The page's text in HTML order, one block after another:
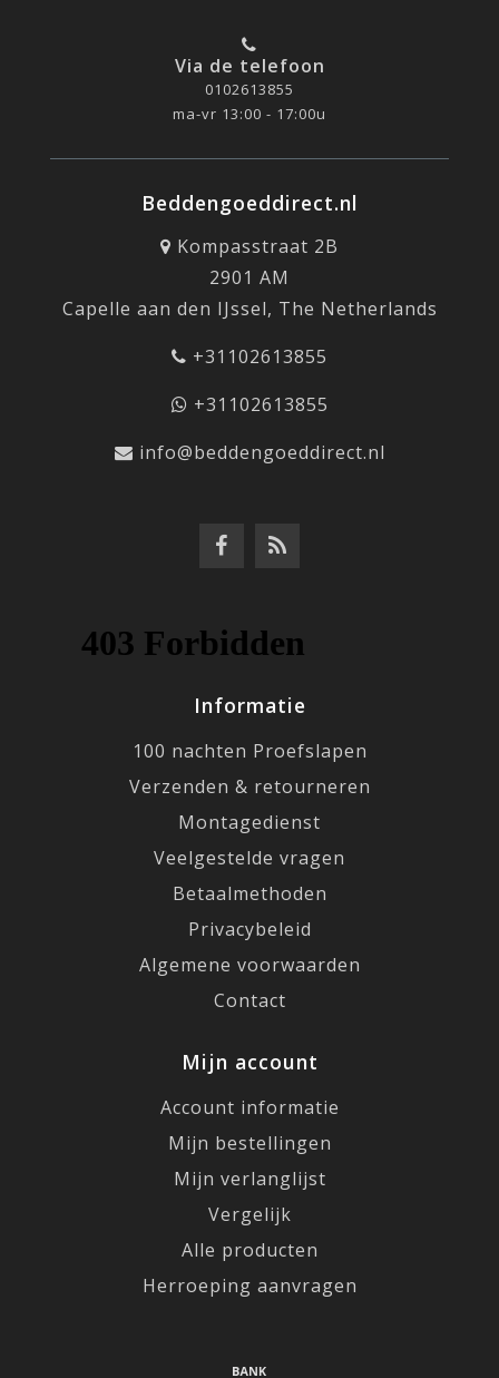
Via de telefoon
0102613855
ma-vr 13:00 - 17:00u
Beddengoeddirect.nl
Kompasstraat 2B
2901 AM
Capelle aan den IJssel, The Netherlands
+31102613855
+31102613855
info@beddengoeddirect.nl
Informatie
100 nachten Proefslapen
Verzenden & retourneren
Montagedienst
Veelgestelde vragen
Betaalmethoden
Privacybeleid
Algemene voorwaarden
Contact
Mijn account
Account informatie
Mijn bestellingen
Mijn verlanglijst
Vergelijk
Alle producten
Herroeping aanvragen